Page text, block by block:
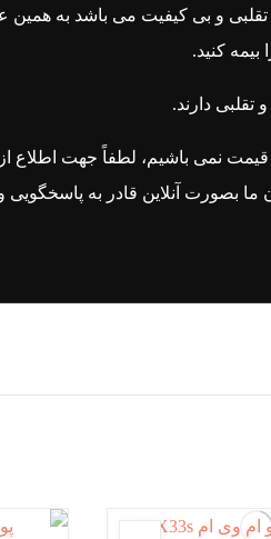
و بی کیفیت می باشد به
کنید.
دارند.
قیمت نمی باشیم، لطفاً جهت
ما بصورت آنلاین قادر به پاسخگویی